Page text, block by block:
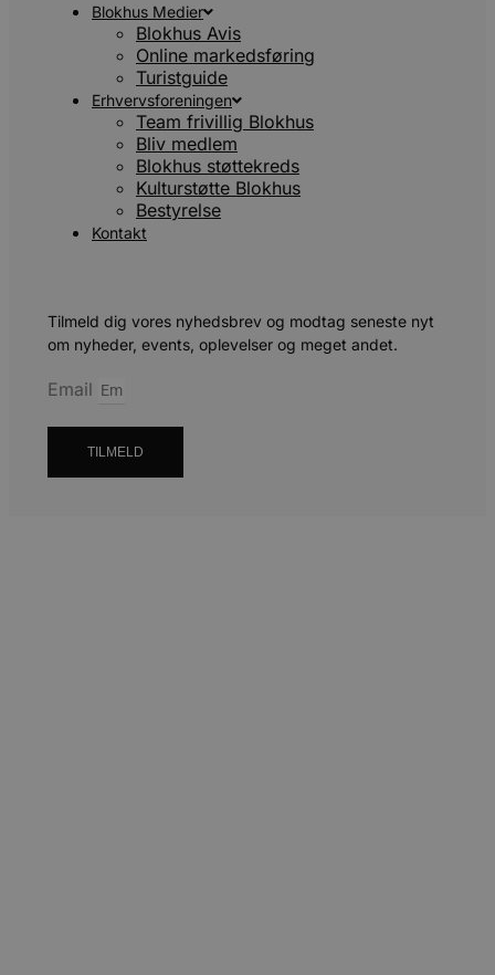
Blokhus Medier
Blokhus Avis
Online markedsføring
Turistguide
Erhvervsforeningen
Team frivillig Blokhus
Bliv medlem
Blokhus støttekreds
Kulturstøtte Blokhus
Bestyrelse
Kontakt
Tilmeld dig vores nyhedsbrev og modtag seneste nyt
om nyheder, events, oplevelser og meget andet.
Email
TILMELD